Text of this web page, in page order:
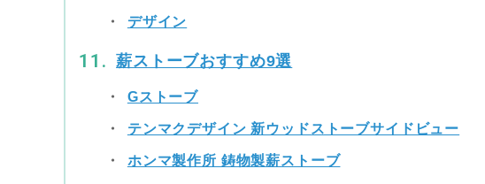
デザイン
薪ストーブおすすめ9選
Gストーブ
テンマクデザイン 新ウッドストーブサイドビュー
ホンマ製作所 鋳物製薪ストーブ